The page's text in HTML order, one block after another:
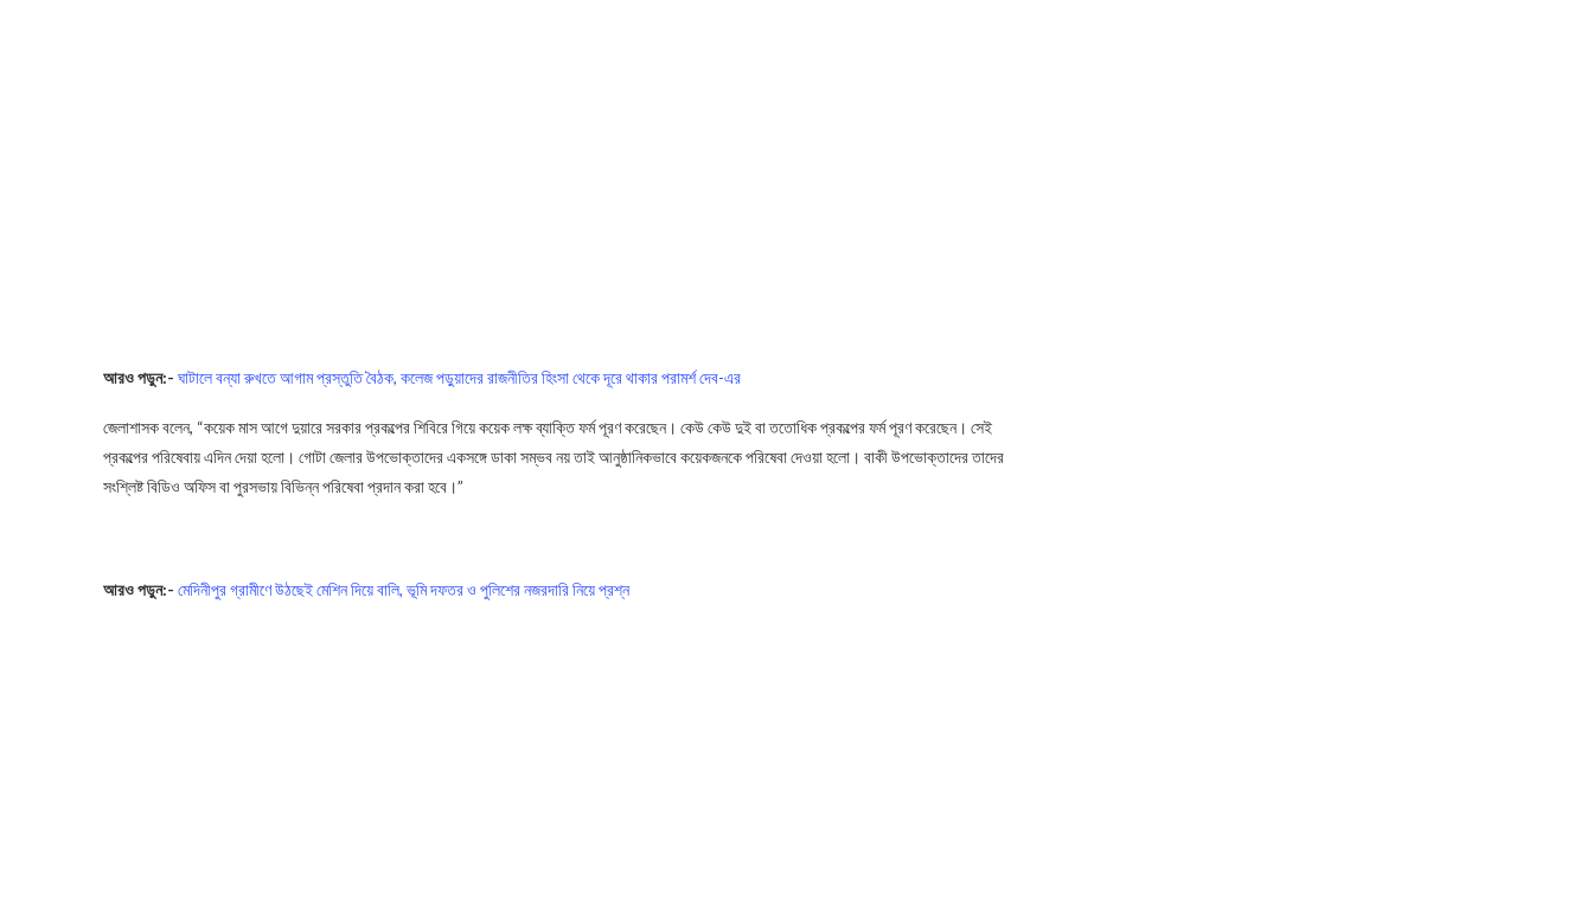
আরও পড়ুন:- ঘাটালে বন্যা রুখতে আগাম প্রস্তুতি বৈঠক, কলেজ পড়ুয়াদের রাজনীতির হিংসা থেকে দূরে থাকার পরামর্শ দেব-এর
জেলাশাসক বলেন, “কয়েক মাস আগে দুয়ারে সরকার প্রকল্পের শিবিরে গিয়ে কয়েক লক্ষ ব্যাক্তি ফর্ম পূরণ করেছেন। কেউ কেউ দুই বা ততোধিক প্রকল্পের ফর্ম পূরণ করেছেন। সেই
প্রকল্পের পরিষেবায় এদিন দেয়া হলো। গোটা জেলার উপভোক্তাদের একসঙ্গে ডাকা সম্ভব নয় তাই আনুষ্ঠানিকভাবে কয়েকজনকে পরিষেবা দেওয়া হলো। বাকী উপভোক্তাদের তাদের
সংশ্লিষ্ট বিডিও অফিস বা পুরসভায় বিভিন্ন পরিষেবা প্রদান করা হবে।”
আরও পড়ুন:- মেদিনীপুর গ্রামীণে উঠছেই মেশিন দিয়ে বালি, ভূমি দফতর ও পুলিশের নজরদারি নিয়ে প্রশ্ন